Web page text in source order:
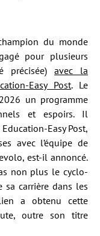
du monde
pour plusieurs
précisée)avec la
Easy Post. Le
un programme
et espoirs. Il
Easy Post,
avec l’équipe de
est-il annoncé.
non plus le cyclo-
sa carrière dans les
a obtenu cette
outre son titre